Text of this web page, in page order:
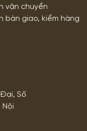
vận chuyển
bàn giao, kiểm hàng
Số
Nội